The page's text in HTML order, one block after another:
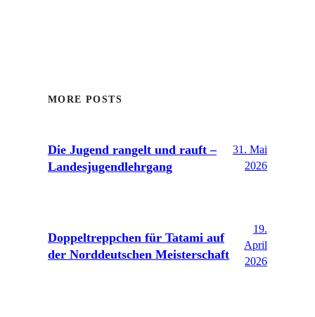
MORE POSTS
Die Jugend rangelt und rauft –
Landesjugendlehrgang
31. Mai
2026
Doppeltreppchen für Tatami auf
der Norddeutschen Meisterschaft
19.
April
2026